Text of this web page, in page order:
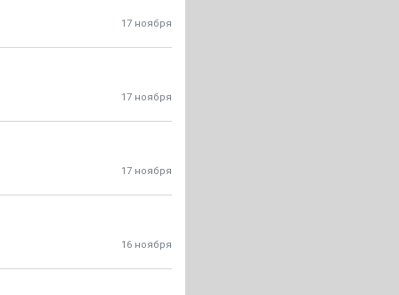
17 ноября
17 ноября
17 ноября
16 ноября